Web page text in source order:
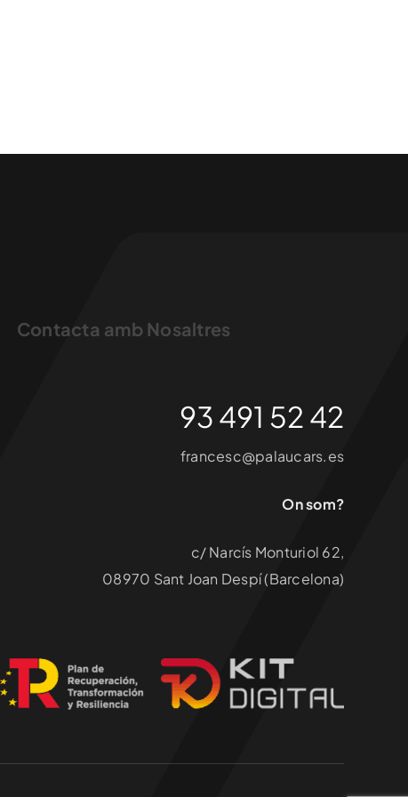
Contacta amb Nosaltres
93 491 52 42
francesc@palaucars.es
On som?
c/ Narcís Monturiol 62,
08970 Sant Joan Despí (Barcelona)